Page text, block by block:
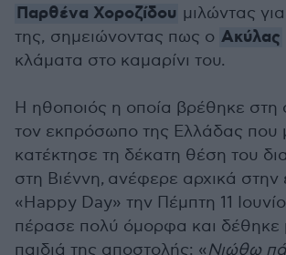
Παρθένα Χοροζίδου μιλώντας
της, σημειώνοντας πως ο Ακύλας
κλάματα στο καμαρίνι του.
Η ηθοποιός η οποία βρέθηκε στη
τον εκπρόσωπο της Ελλάδας που
κατέκτησε τη δέκατη θέση του
στη Βιέννη, ανέφερε αρχικά στην
«Happy Day» την Πέμπτη 11
πέρασε πολύ όμορφα και δέθηκε
παιδιά της αποστολής: «Νιώθω